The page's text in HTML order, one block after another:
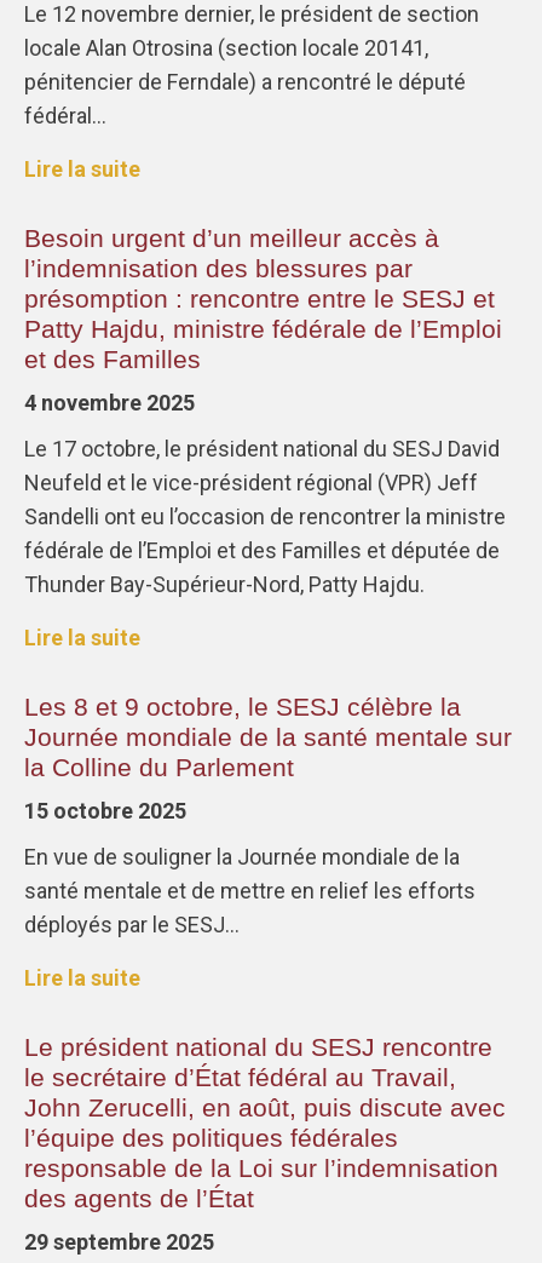
Le 12 novembre dernier, le président de section
locale Alan Otrosina (section locale 20141,
pénitencier de Ferndale) a rencontré le député
fédéral…
Lire la suite
Besoin urgent d’un meilleur accès à
l’indemnisation des blessures par
présomption : rencontre entre le SESJ et
Patty Hajdu, ministre fédérale de l’Emploi
et des Familles
4 novembre 2025
Le 17 octobre, le président national du SESJ David
Neufeld et le vice-président régional (VPR) Jeff
Sandelli ont eu l’occasion de rencontrer la ministre
fédérale de l’Emploi et des Familles et députée de
Thunder Bay-Supérieur-Nord, Patty Hajdu.
Lire la suite
Les 8 et 9 octobre, le SESJ célèbre la
Journée mondiale de la santé mentale sur
la Colline du Parlement
15 octobre 2025
En vue de souligner la Journée mondiale de la
santé mentale et de mettre en relief les efforts
déployés par le SESJ…
Lire la suite
Le président national du SESJ rencontre
le secrétaire d’État fédéral au Travail,
John Zerucelli, en août, puis discute avec
l’équipe des politiques fédérales
responsable de la Loi sur l’indemnisation
des agents de l’État
29 septembre 2025